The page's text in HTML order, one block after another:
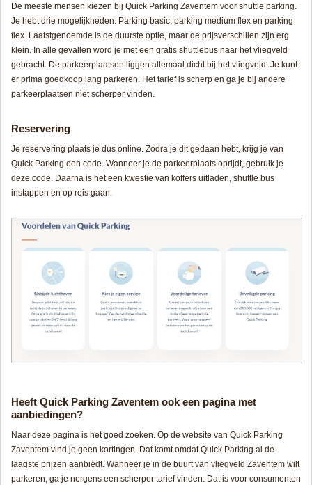
De meeste mensen kiezen bij Quick Parking Zaventem voor shuttle parking.
Je hebt drie mogelijkheden. Parking basic, parking medium flex en parking
flex. Laatstgenoemde is de duurste optie, maar de prijsverschillen zijn erg
klein. In alle gevallen word je met een gratis shuttlebus naar het vliegveld
gebracht. De parkeerplaatsen liggen allemaal dicht bij het vliegveld. Je kunt
er prima goedkoop lang parkeren. Het tarief is scherp en ga je bij andere
parkeerplaatsen niet scherper vinden.
Reservering
Je reservering plaats je dus online. Zodra je dit gedaan hebt, krijg je van
Quick Parking een code. Wanneer je de parkeerplaats oprijdt, gebruik je
deze code. Daarna is het een kwestie van koffers uitladen, shuttle bus
instappen en op reis gaan.
Heeft Quick Parking Zaventem ook een pagina met
aanbiedingen?
Naar deze pagina is het goed zoeken. Op de website van Quick Parking
Zaventem vind je geen kortingen. Dat komt omdat Quick Parking al de
laagste prijzen aanbiedt. Wanneer je in de buurt van vliegveld Zaventem wilt
parkeren, ga je nergens een scherper tarief vinden. Dat is voor consumenten